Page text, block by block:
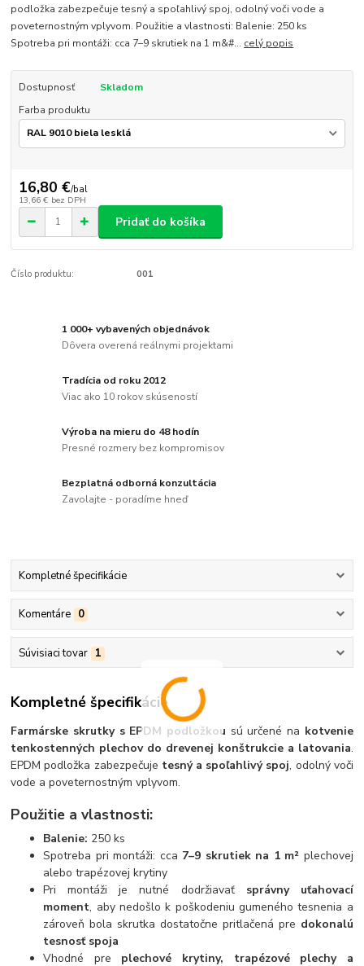
podložka zabezpečuje tesný a spoľahlivý spoj, odolný voči vode a
poveternostným vplyvom. Použitie a vlastnosti: Balenie: 250 ks
Spotreba pri montáži: cca 7–9 skrutiek na 1 m&#... celý popis
Dostupnosť
Skladom
Farba produktu
16,80 €/bal
13,66 € bez DPH
Pridať do košíka
Číslo produktu: 001
1 000+ vybavených objednávok
Dôvera overená reálnymi projektami
Tradícia od roku 2012
Viac ako 10 rokov skúseností
Výroba na mieru do 48 hodín
Presné rozmery bez kompromisov
Bezplatná odborná konzultácia
Zavolajte - poradíme hneď
Kompletné špecifikácie
Komentáre 0
Súvisiaci tovar 1
Kompletné špecifikácie
Farmárske skrutky s EPDM podložkou sú určené na kotvenie
tenkostenných plechov do drevenej konštrukcie a latovania.
EPDM podložka zabezpečuje tesný a spoľahlivý spoj, odolný voči
vode a poveternostným vplyvom.
Použitie a vlastnosti:
Balenie: 250 ks
Spotreba pri montáži: cca 7–9 skrutiek na 1 m² plechovej
alebo trapézovej krytiny
Pri montáži je nutné dodržiavať správny uťahovací
moment, aby nedošlo k poškodeniu gumeného tesnenia a
zároveň bola skrutka dostatočne pritlačená pre dokonalú
tesnosť spoja
Vhodné pre plechové krytiny, trapézové plechy a